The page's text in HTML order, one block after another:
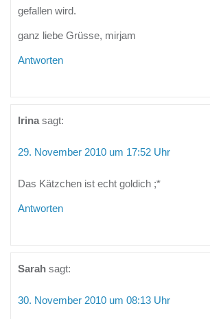
gefallen wird.
ganz liebe Grüsse, mirjam
Antworten
Irina sagt:
29. November 2010 um 17:52 Uhr
Das Kätzchen ist echt goldich ;*
Antworten
Sarah sagt:
30. November 2010 um 08:13 Uhr